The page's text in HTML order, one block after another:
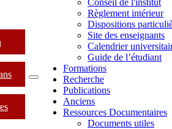
Conseil de l'institut
Règlement intérieur
Dispositions
Site des enseignants
Calendrier
Guide de l’étudiant
Formations
Recherche
Publications
Anciens
Ressources Documentaires
Documents utiles